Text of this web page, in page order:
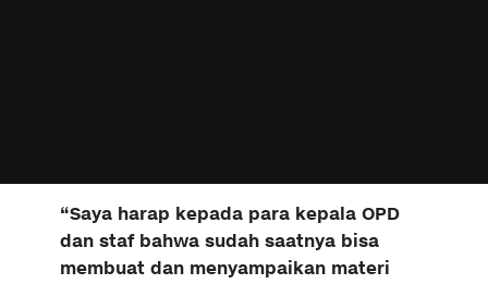
“Saya harap kepada para kepala OPD
dan staf bahwa sudah saatnya bisa
membuat dan menyampaikan materi